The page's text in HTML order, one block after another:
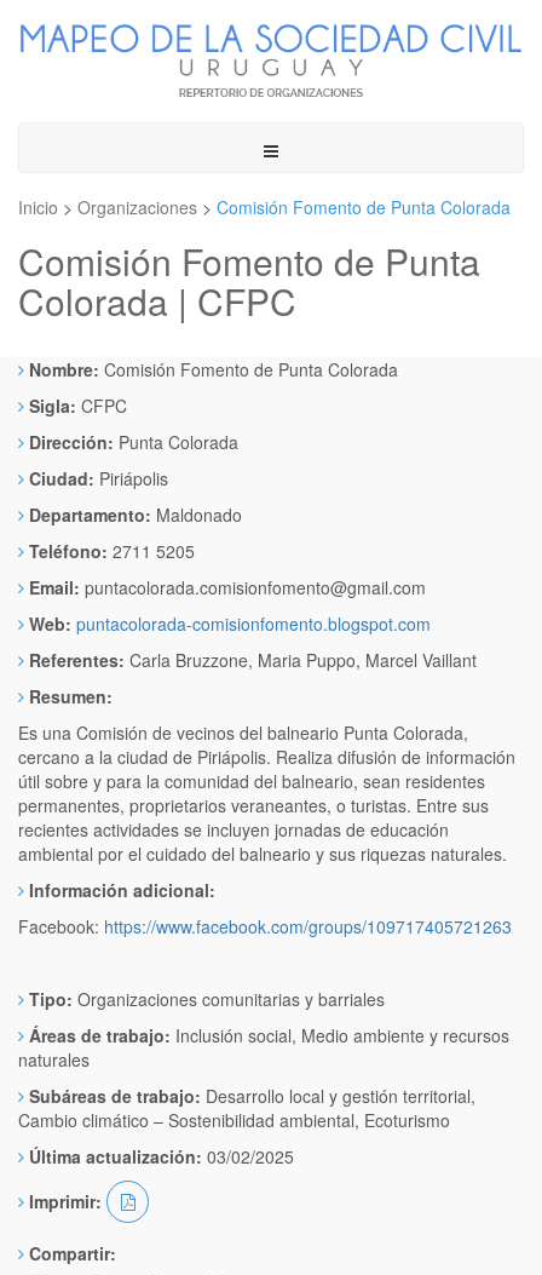
Toggle
Inicio > Organizaciones > Comisión Fomento de Punta Colorada
Comisión Fomento de Punta
Colorada | CFPC
Nombre: Comisión Fomento de Punta Colorada
Sigla: CFPC
Dirección: Punta Colorada
Ciudad: Piriápolis
Departamento: Maldonado
Teléfono: 2711 5205
Email: puntacolorada.comisionfomento@gmail.com
Web: puntacolorada-comisionfomento.blogspot.com
Referentes: Carla Bruzzone, Maria Puppo, Marcel Vaillant
Resumen:
Es una Comisión de vecinos del balneario Punta Colorada,
cercano a la ciudad de Piriápolis. Realiza difusión de información
útil sobre y para la comunidad del balneario, sean residentes
permanentes, proprietarios veraneantes, o turistas. Entre sus
recientes actividades se incluyen jornadas de educación
ambiental por el cuidado del balneario y sus riquezas naturales.
Información adicional:
Facebook: https://www.facebook.com/groups/109717405721263
Tipo: Organizaciones comunitarias y barriales
Áreas de trabajo: Inclusión social, Medio ambiente y recursos
naturales
Subáreas de trabajo: Desarrollo local y gestión territorial,
Cambio climático – Sostenibilidad ambiental, Ecoturismo
Última actualización: 03/02/2025
Imprimir:
Compartir: